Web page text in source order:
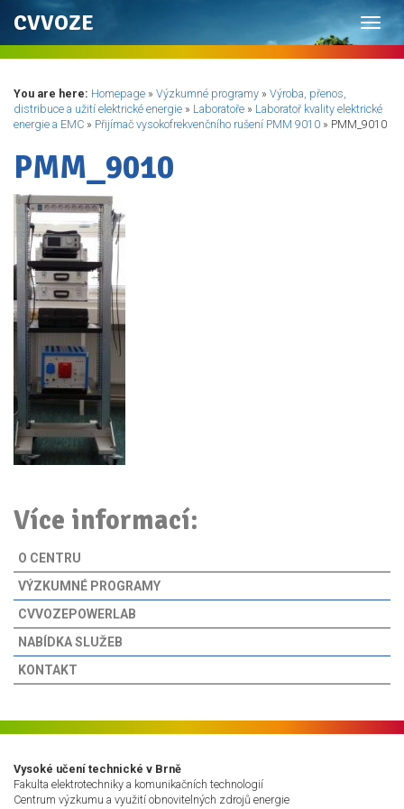
CVVOZE
You are here: Homepage » Výzkumné programy » Výroba, přenos,
distribuce a užití elektrické energie » Laboratoře » Laboratoř kvality elektrické
energie a EMC » Přijímač vysokofrekvenčního rušení PMM 9010 » PMM_9010
PMM_9010
Více informací:
O CENTRU
VÝZKUMNÉ PROGRAMY
CVVOZEPOWERLAB
NABÍDKA SLUŽEB
KONTAKT
Vysoké učení technické v Brně
Fakulta elektrotechniky a komunikačních technologií
Centrum výzkumu a využití obnovitelných zdrojů energie